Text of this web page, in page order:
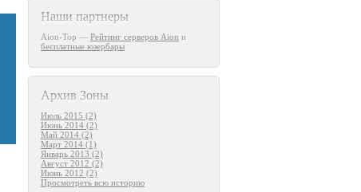
Наши партнеры
Aion-Top — Рейтинг серверов Aion и
бесплатные юзербары
Архив Зоны
Июль 2015 (2)
Июнь 2014 (2)
Май 2014 (2)
Март 2014 (1)
Январь 2013 (2)
Август 2012 (2)
Июнь 2012 (2)
Просмотреть всю историю